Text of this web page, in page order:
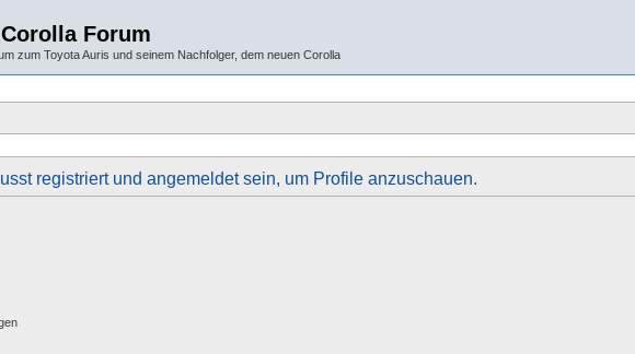
Forum
zum Toyota Auris und seinem Nachfolger, dem neuen Corolla
registriert und angemeldet sein, um Profile anzuschauen.